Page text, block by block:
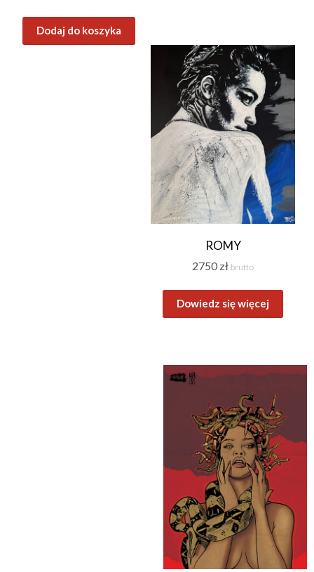
Dodaj do koszyka
ROMY
2750 zł brutto
Dowiedz się więcej